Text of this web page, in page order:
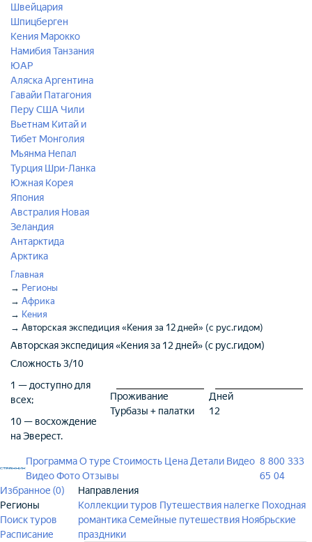
Швейцария
Шпицберген
Кения Марокко
НамибияТанзания
ЮАР
АляскаАргентина
Гавайи Патагония
Перу США Чили
Вьетнам Китай и
Тибет Монголия
Мьянма Непал
Турция Шри-Ланка
Южная Корея
Япония
Австралия Новая
Зеландия
Антарктида
Арктика
Главная
→ Регионы
→ Африка
→ Кения
→ Авторская экспедиция «Кения за 12 дней» (с рус.гидом)
Авторская экспедиция «Кения за 12 дней» (с рус.гидом)
Сложность3/10
1 — доступно для
всех;
10 — восхождение
на Эверест.
Проживание
Турбазы + палатки
Дней
12
Программа О туре Стоимость Цена Детали Видео
Видео Фото Отзывы
8 800 333
65 04
Избранное (0)
Регионы
Поиск туров
Расписание
Направления
Коллекции туров Путешествия налегке Походная
романтикаСемейные путешествия Ноябрьские
праздники